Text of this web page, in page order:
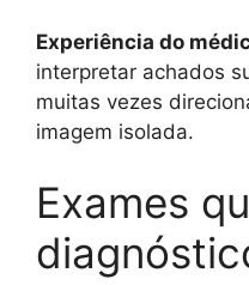
Experiência do
interpretar achados
muitas vezes
imagem isolada.
Exames